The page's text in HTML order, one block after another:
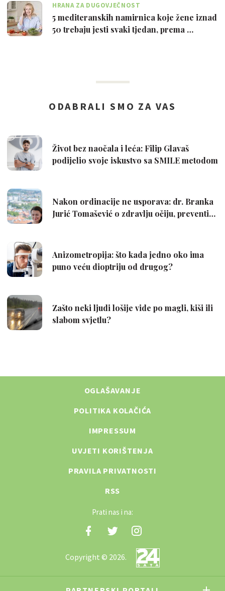
HRANA ZA DUGOVJEČNOST
5 mediteranskih namirnica koje žene iznad
50 trebaju jesti svaki tjedan, prema …
OGLAŠAVANJE
POLITIKA KOLAČIĆA
IMPRESSUM
UVJETI KORIŠTENJA
PRAVILA PRIVATNOSTI
RSS
Prati nas i na:
Copyright © 2026.